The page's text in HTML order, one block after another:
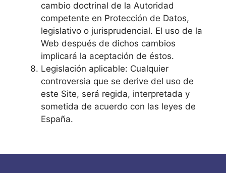
cambio doctrinal de la Autoridad
competente en Protección de Datos,
legislativo o jurisprudencial. El uso de la
Web después de dichos cambios
implicará la aceptación de éstos.
Legislación aplicable: Cualquier
controversia que se derive del uso de
este Site, será regida, interpretada y
sometida de acuerdo con las leyes de
España.